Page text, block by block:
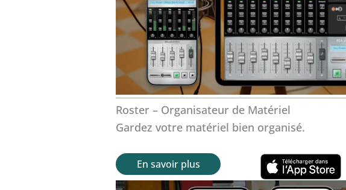
Roster – Organisateur de Matériel
Gardez votre matériel bien organisé.
En savoir plus